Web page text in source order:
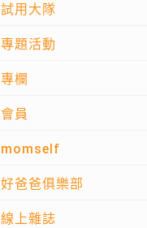
試用大隊
專題活動
專欄
會員
momself
好爸爸俱樂部
線上雜誌